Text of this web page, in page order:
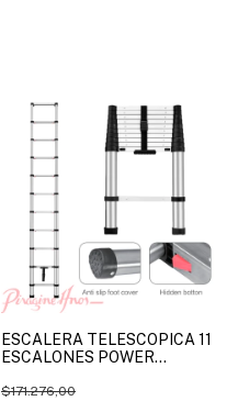
ESCALERA TELESCOPICA 11
ESCALONES POWER
$171.276,00